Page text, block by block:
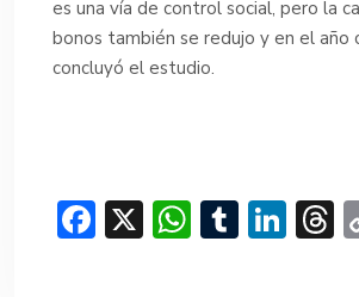
es una vía de control social, pero la
bonos también se redujo y en el año
concluyó el estudio.
F
ac
X W
h
T
u
Li
n
T